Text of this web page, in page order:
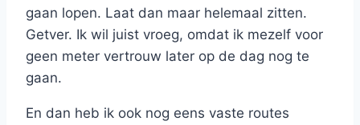
gaan lopen. Laat dan maar helemaal zitten.
Getver. Ik wil juist vroeg, omdat ik mezelf voor
geen meter vertrouw later op de dag nog te
gaan.
En dan heb ik ook nog eens vaste routes